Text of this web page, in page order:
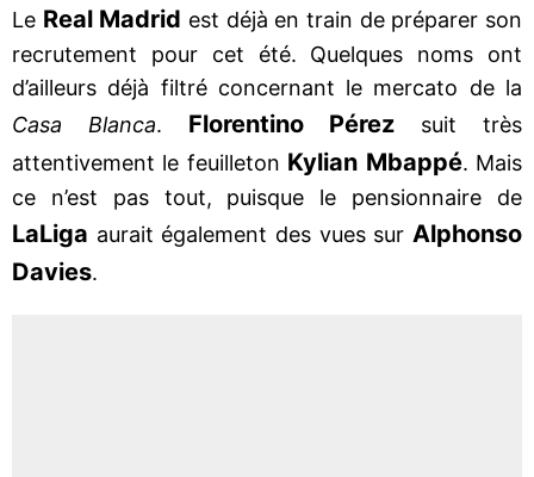
Le Real Madrid est déjà en train de préparer son
recrutement pour cet été. Quelques noms ont
d’ailleurs déjà filtré concernant le mercato de la
Casa Blanca. Florentino Pérez suit très
attentivement le feuilleton Kylian Mbappé. Mais
ce n’est pas tout, puisque le pensionnaire de
LaLiga aurait également des vues sur Alphonso
Davies.